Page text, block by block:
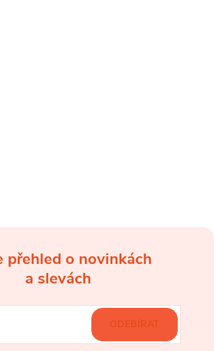
přehled o novinkách
a slevách
ODEBÍRAT